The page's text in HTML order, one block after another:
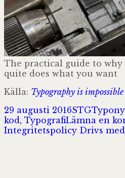
The practical guide to
quite does what you want
Källa: Typography is
Postat
29 augusti 2016Författare
STG
kod, TypografiLämna en
Integritetspolicy Drivs